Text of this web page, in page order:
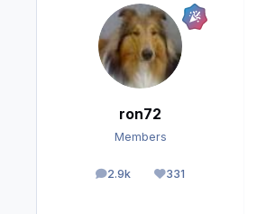
ron72
Members
2.9k
posts 331
Reputation